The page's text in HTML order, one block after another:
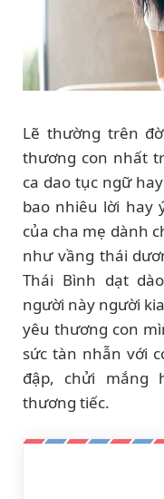
Lẽ thường trên
thương con nhất
ca dao tục ngữ
bao nhiêu lời hay
của cha mẹ dành
như vầng thái
Thái Bình dạt
người này người
yêu thương con
sức tàn nhẫn với
đập, chửi mắng
thương tiếc.